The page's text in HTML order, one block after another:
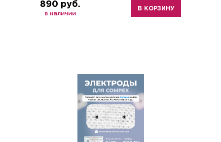
890 руб.
в наличии
В КОРЗИНУ